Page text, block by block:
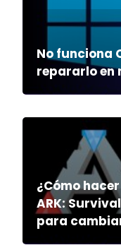
No funciona
repararlo en
¿Cómo
ARK:
para